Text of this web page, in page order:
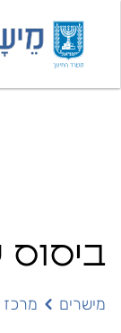
ביסוס
מישרים מרכז